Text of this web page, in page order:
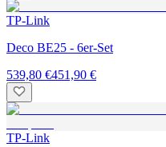
TP-Link
Deco BE25 - 6er-Set
539,80 €451,90 €
TP-Link